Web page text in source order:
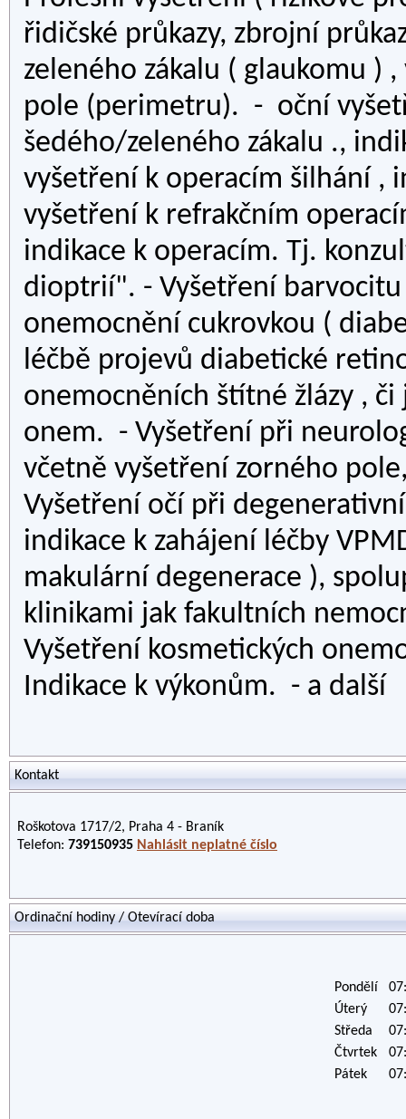
řidičské průkazy, zbrojní
zeleného zákalu ( glaukomu )
pole (perimetru). - oční
šedého/zeleného zákalu .,
vyšetření k operacím šilhání ,
vyšetření k refrakčním
indikace k operacím. Tj.
dioptrií". - Vyšetření
onemocnění cukrovkou (
léčbě projevů diabetické
onemocněních štítné žlázy ,
onem. - Vyšetření při
včetně vyšetření zorného
Vyšetření očí při
indikace k zahájení léčby
makulární degenerace ),
klinikami jak fakultních
Vyšetření kosmetických
Indikace k výkonům. - a další
Kontakt
Roškotova 1717/2, Praha 4 - Braník
Telefon: 739150935 Nahlásit neplatné číslo
Ordinační hodiny / Otevírací doba
Pondělí
Úterý
Středa
Čtvrtek
Pátek